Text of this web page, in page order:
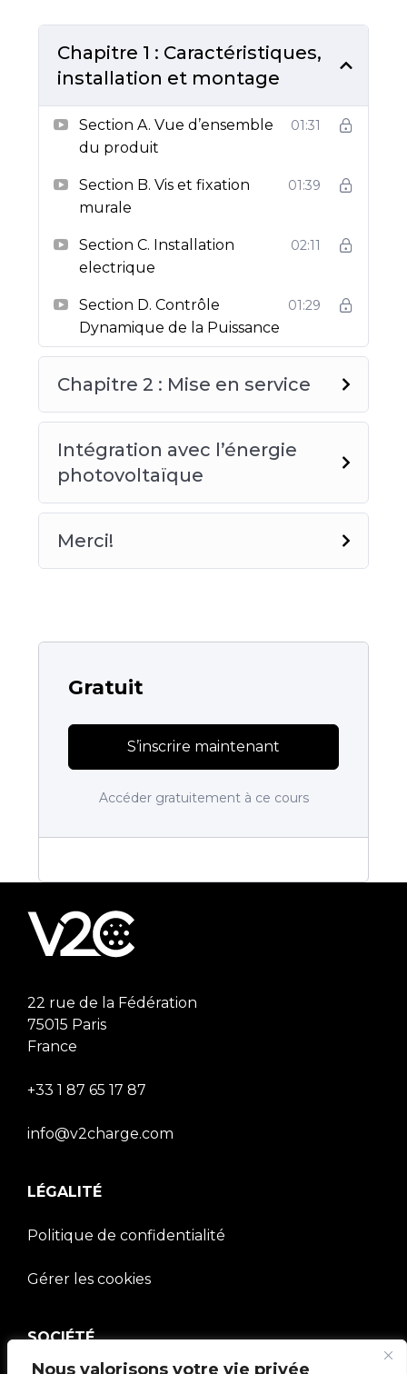
Nous valorisons votre vie privée
Chapitre 1 : Caractéristiques,
installation et montage
Section A. Vue d’ensemble
du produit
01:31
Section B. Vis et fixation
murale
01:39
Section C. Installation
electrique
02:11
Section D. Contrôle
Dynamique de la Puissance
01:29
Chapitre 2 : Mise en service
Intégration avec l’énergie
photovoltaïque
Merci!
Gratuit
S’inscrire maintenant
Accéder gratuitement à ce cours
22 rue de la Fédération
75015 Paris
France
+33 1 87 65 17 87
info@v2charge.com
LÉGALITÉ
Politique de confidentialité
Gérer les cookies
SOCIÉTÉ